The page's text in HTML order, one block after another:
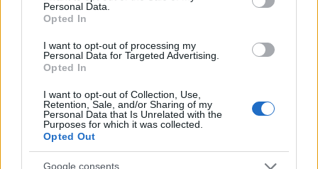
Personal Data.
Opted In
I want to opt-out of processing my
Personal Data for Targeted Advertising.
Opted In
I want to opt-out of Collection, Use,
Retention, Sale, and/or Sharing of my
Personal Data that Is Unrelated with the
Purposes for which it was collected.
Opted Out
Google consents